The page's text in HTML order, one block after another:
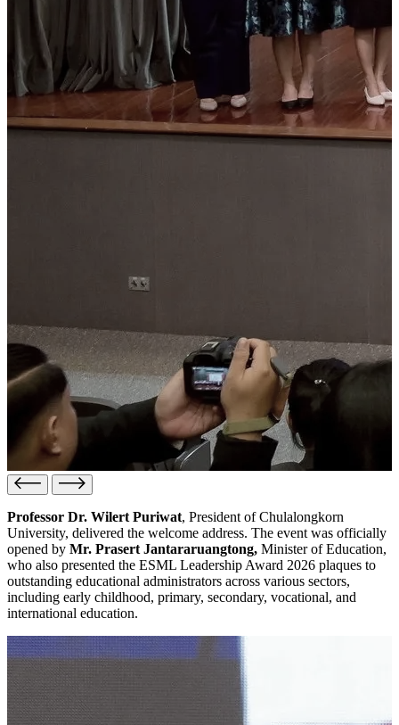
Professor Dr. Wilert Puriwat, President of Chulalongkorn
University, delivered the welcome address. The event was officially
opened by Mr. Prasert Jantararuangtong, Minister of Education,
who also presented the ESML Leadership Award 2026 plaques to
outstanding educational administrators across various sectors,
including early childhood, primary, secondary, vocational, and
international education.